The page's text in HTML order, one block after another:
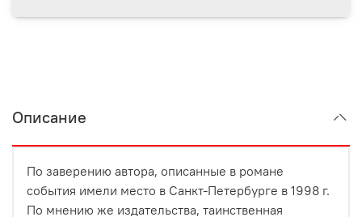
Описание
По заверению автора, описанные в романе
события имели место в Санкт-Петербурге в 1998 г.
По мнению же издательства, таинственная